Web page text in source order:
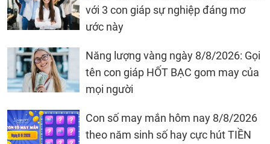
với 3 con giáp sự nghiệp đáng mơ
ước này
Năng lượng vàng ngày 8/8/2026: Gọi
tên con giáp HỐT BẠC gom may của
mọi người
Con số may mắn hôm nay 8/8/2026
theo năm sinh số hay cực hút TIỀN